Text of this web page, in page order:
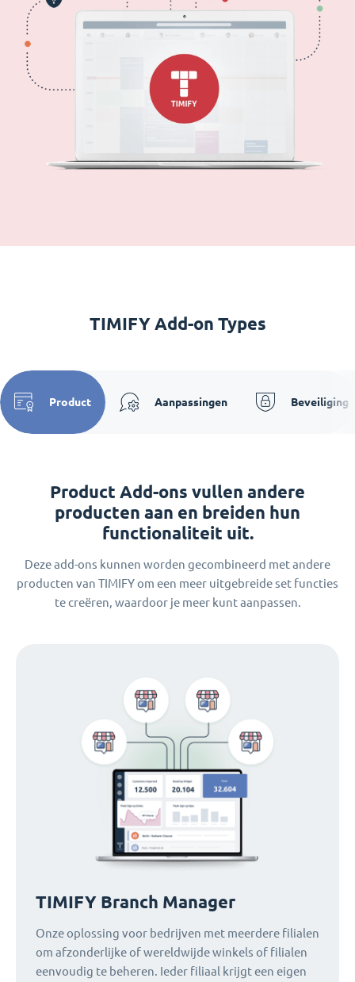
TIMIFY Add-on Types
Product Aanpassingen Beveiliging
Product Add-ons vullen andere
producten aan en breiden hun
functionaliteit uit.
Deze add-ons kunnen worden gecombineerd met andere
producten van TIMIFY om een meer uitgebreide set functies
te creëren, waardoor je meer kunt aanpassen.
TIMIFY Branch Manager
Onze oplossing voor bedrijven met meerdere filialen
om afzonderlijke of wereldwijde winkels of filialen
eenvoudig te beheren. Ieder filiaal krijgt een eigen